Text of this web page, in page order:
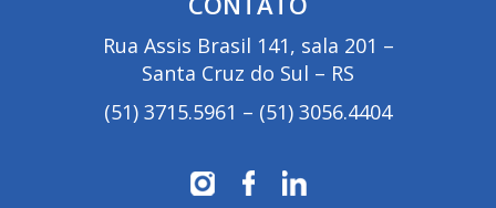
Rua Assis Brasil 141, sala 201 –
Santa Cruz do Sul – RS
(51) 3715.5961 – (51) 3056.4404